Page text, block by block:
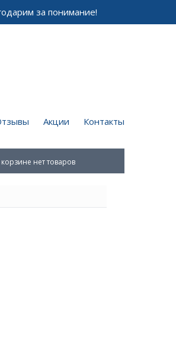
за понимание!
Акции Контакты
нет товаров